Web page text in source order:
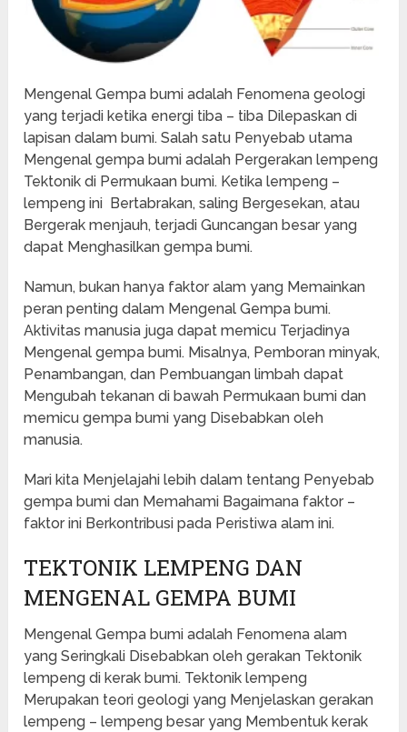
Mengenal Gempa bumi adalah Fenomena geologi
yang terjadi ketika energi tiba – tiba Dilepaskan di
lapisan dalam bumi. Salah satu Penyebab utama
Mengenal gempa bumi adalah Pergerakan lempeng
Tektonik di Permukaan bumi. Ketika lempeng –
lempeng ini Bertabrakan, saling Bergesekan, atau
Bergerak menjauh, terjadi Guncangan besar yang
dapat Menghasilkan gempa bumi.
Namun, bukan hanya faktor alam yang Memainkan
peran penting dalam Mengenal Gempa bumi.
Aktivitas manusia juga dapat memicu Terjadinya
Mengenal gempa bumi. Misalnya, Pemboran minyak,
Penambangan, dan Pembuangan limbah dapat
Mengubah tekanan di bawah Permukaan bumi dan
memicu gempa bumi yang Disebabkan oleh
manusia.
Mari kita Menjelajahi lebih dalam tentang Penyebab
gempa bumi dan Memahami Bagaimana faktor –
faktor ini Berkontribusi pada Peristiwa alam ini.
TEKTONIK LEMPENG DAN
MENGENAL GEMPA BUMI
Mengenal Gempa bumi adalah Fenomena alam
yang Seringkali Disebabkan oleh gerakan Tektonik
lempeng di kerak bumi. Tektonik lempeng
Merupakan teori geologi yang Menjelaskan gerakan
lempeng – lempeng besar yang Membentuk kerak